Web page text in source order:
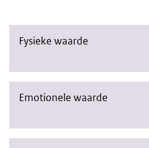
Fysieke waarde
Emotionele waarde